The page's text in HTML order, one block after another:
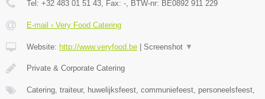
Tel: +32 483 01 51 43, Fax: -, BTW-nr: BE0892 911 229
E-mail › Very Food Catering
Website: http://www.veryfood.be Screenshot ▼
Private & Corporate Catering
Catering, traiteur, huwelijksfeest, communiefeest, personeelsfeest,